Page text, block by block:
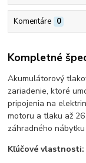
Komentáre 0
Kompletné
Akumulátorový
zariadenie, ktoré
pripojenia na
motoru atlaku až
záhradného
Kľúčové vlastnosti: